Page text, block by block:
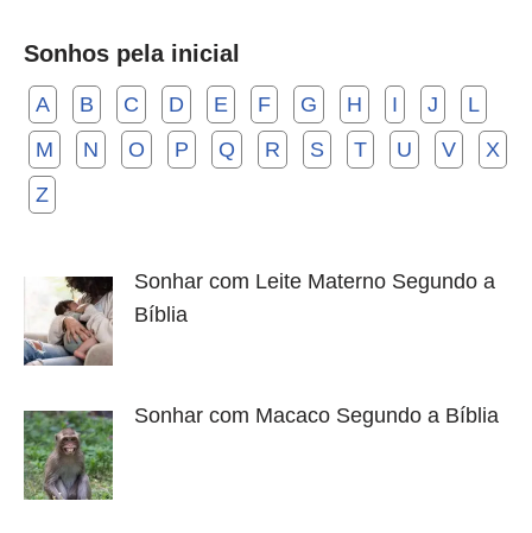
Sonhos pela inicial
A B C D E F G H I J
L
M
N O P Q R S T U V
X
Z
Sonhar com Leite Materno Segundo a
Bíblia
Sonhar com Macaco Segundo a Bíblia